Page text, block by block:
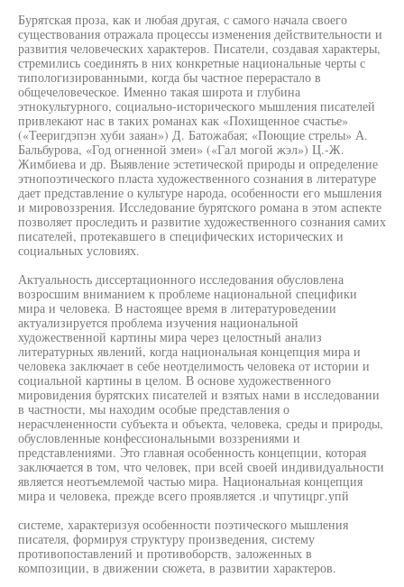
Бурятская проза, как и любая другая, с самого начала своего
существования отражала процессы изменения действительности и
развития человеческих характеров. Писатели, создавая характеры,
стремились соединять в них конкретные национальные черты с
типологизированными, когда бы частное перерастало в
общечеловеческое. Именно такая широта и глубина
этнокультурного, социально-исторического мышления писателей
привлекают нас в таких романах как «Похищенное счастье»
(«Тееригдэпэн хуби заяан») Д. Батожабая; «Поющие стрелы» А.
Бальбурова, «Год огненной змеи» («Гал могой жэл») Ц.-Ж.
Жимбиева и др. Выявление эстетической природы и определение
этнопоэтического пласта художественного сознания в литературе
дает представление о культуре народа, особенности его мышления
и мировоззрения. Исследование бурятского романа в этом аспекте
позволяет проследить и развитие художественного сознания самих
писателей, протекавшего в специфических исторических и
социальных условиях.
Актуальность диссертационного исследования обусловлена
возросшим вниманием к проблеме национальной специфики
мира и человека. В настоящее время в литературоведении
актуализируется проблема изучения национальной
художественной картины мира через целостный анализ
литературных явлений, когда национальная концепция мира и
человека заключает в себе неотделимость человека от истории и
социальной картины в целом. В основе художественного
мировидения бурятских писателей и взятых нами в исследовании
в частности, мы находим особые представления о
нерасчлененности субъекта и объекта, человека, среды и природы,
обусловленные конфессиональными воззрениями и
представлениями. Это главная особенность концепции, которая
заключается в том, что человек, при всей своей индивидуальности
является неотъемлемой частью мира. Национальная концепция
мира и человека, прежде всего проявляется .и чпутицрг.упй
системе, характеризуя особенности поэтического мышления
писателя, формируя структуру произведения, систему
противопоставлений и противоборств, заложенных в
композиции, в движении сюжета, в развитии характеров.